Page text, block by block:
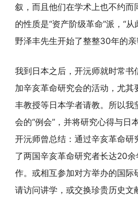
叙，而且他们在学术上也不约而
的性质是“资产阶级革命”派，“
野泽丰先生开始了整整30年的亲
我到日本之后，开沅师就时常书
加辛亥革命研究会的活动，尤其
丰教授等日本学者请教。所以我
会的“例会”，并将研究心得与日
开沅师曾总结：通过辛亥革命研
了两国辛亥革命研究者长达20
作。或相互参加对方举办的国际
请访问讲学，或交换珍贵历史文